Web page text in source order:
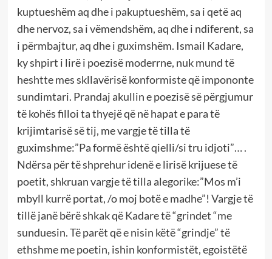
kuptueshëm aq dhe i pakuptueshëm, sa i qetë aq
dhe nervoz, sa i vëmendshëm, aq dhe i ndiferent, sa
i përmbajtur, aq dhe i guximshëm. Ismail Kadare,
ky shpirt i lirë i poezisë moderrne, nuk mund të
heshtte mes skllavërisë konformiste që impononte
sundimtari. Prandaj akullin e poezisë së përgjumur
të kohës filloi ta thyejë që në hapat e para të
krijimtarisë së tij, me vargje të tilla të
guximshme:”Pa formë është qielli/si tru idjoti”… .
Ndërsa për të shprehur idenë e lirisë krijuese të
poetit, shkruan vargje të tilla alegorike:”Mos m’i
mbyll kurrë portat, /o moj botë e madhe”! Vargje të
tillë janë bërë shkak që Kadare të “grindet “me
sunduesin. Të parët që e nisin këtë “grindje” të
ethshme me poetin, ishin konformistët, egoistëtë